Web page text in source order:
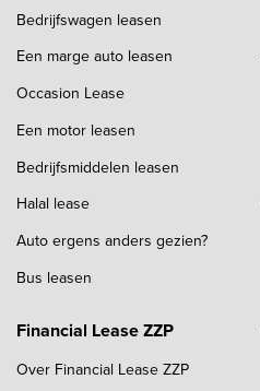
Bedrijfswagen leasen
Een marge auto leasen
Occasion Lease
Een motor leasen
Bedrijfsmiddelen leasen
Halal lease
Auto ergens anders gezien?
Bus leasen
Financial Lease ZZP
Over Financial Lease ZZP